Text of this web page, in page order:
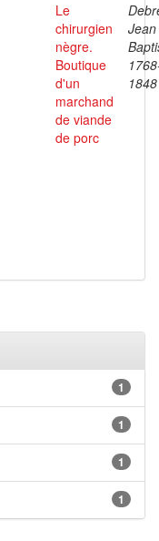
Le
chirurgien
nègre.
Boutique
d'un
marchand
de viande
de porc
Jean
1848
1
1
1
1